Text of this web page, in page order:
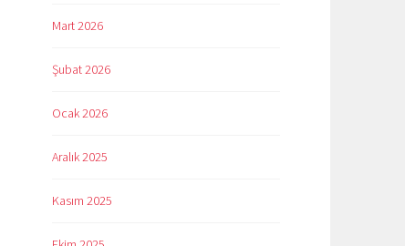
Mart 2026
Şubat 2026
Ocak 2026
Aralık 2025
Kasım 2025